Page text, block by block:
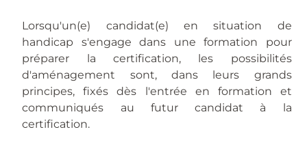
Lorsqu'un(e) candidat(e) en situation de
handicap s'engage dans une formation pour
préparer la certification, les possibilités
d'aménagement sont, dans leurs grands
principes, fixés dès l'entrée en formation et
communiqués au futur candidat à la
certification.